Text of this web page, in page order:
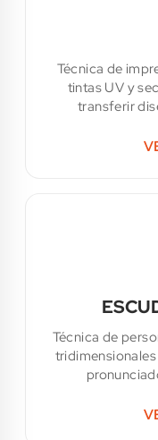
Técnica de
tintas UV y
transferir
Técnica de